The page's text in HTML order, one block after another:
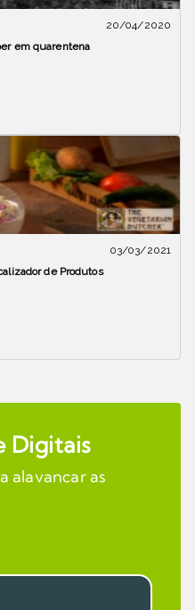
20/04/2020
em quarentena
03/03/2021
de Produtos
Digitais
alavancar as